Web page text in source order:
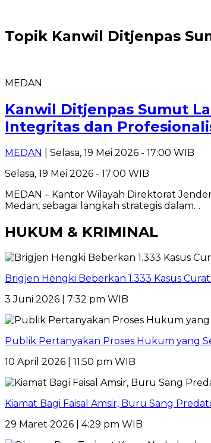
Topik Kanwil Ditjenpas
MEDAN
Kanwil Ditjenpas Sumut
Integritas dan
MEDAN
| Selasa, 19 Mei 2026 - 17:00 WIB
Selasa, 19 Mei 2026 - 17:00 WIB
MEDAN – Kantor Wilayah Direktorat
Medan, sebagai langkah strategis dalam…
HUKUM & KRIMINAL
Brigjen Hengki Beberkan 1.333 Kasus
3 Juni 2026 | 7:32 pm WIB
Publik Pertanyakan Proses Hukum yang
10 April 2026 | 11:50 pm WIB
Kiamat Bagi Faisal Amsir, Buru Sang
29 Maret 2026 | 4:29 pm WIB